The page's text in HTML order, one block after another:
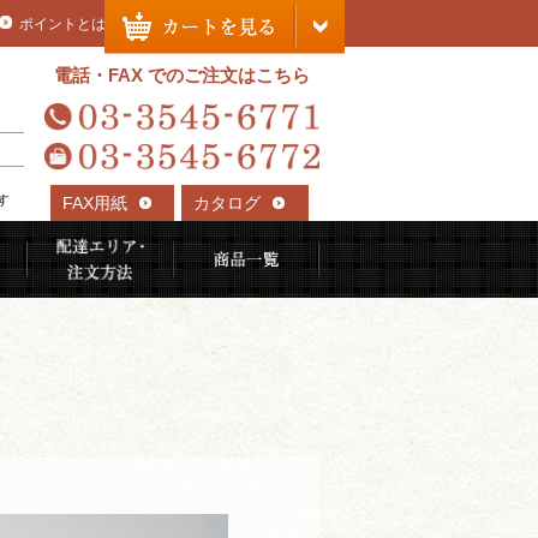
ポイントとは
電話・FAX でのご注文はこちら
FAX用紙 カタログ
る理由
ご利用用途から選ぶ 配達エリア・注文方法商品一覧